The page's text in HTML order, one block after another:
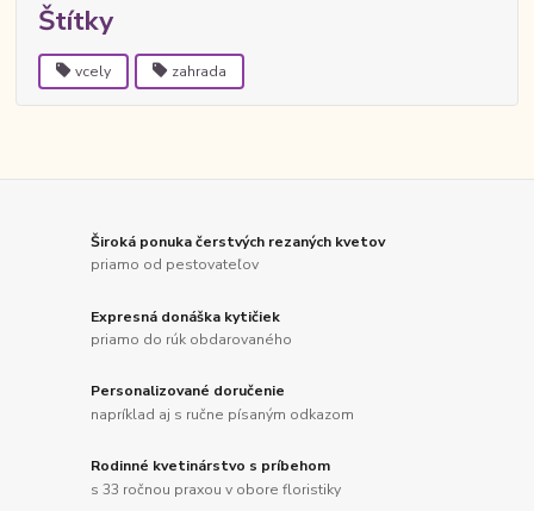
Štítky
vcely zahrada
Široká ponuka čerstvých rezaných kvetov
priamo od pestovateľov
Expresná donáška kytičiek
priamo do rúk obdarovaného
Personalizované doručenie
napríklad aj s ručne písaným odkazom
Rodinné kvetinárstvo s príbehom
s 33 ročnou praxou v obore floristiky